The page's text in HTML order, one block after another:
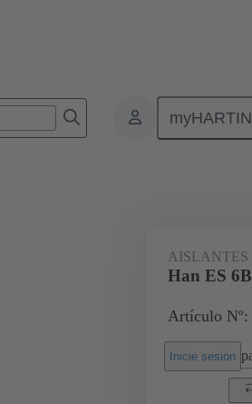
Aislantes monobloque
AISLANTES
Han ES
Artículo Nº:
Inicie sesión